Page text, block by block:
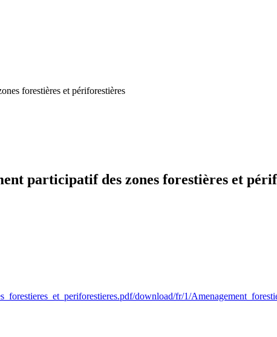
forestières et périforestières
participatif des zones forestières et
download/fr/1/